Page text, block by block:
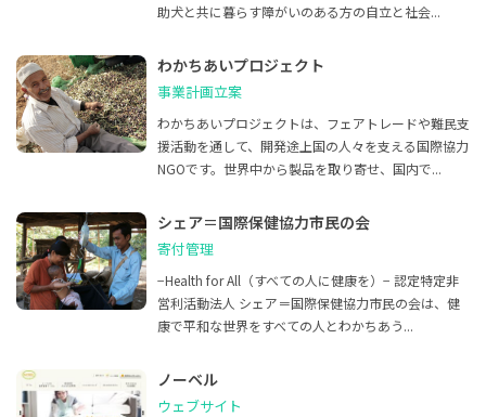
助犬と共に暮らす障がいのある方の自立と社会...
わかちあいプロジェクト
事業計画立案
わかちあいプロジェクトは、フェアトレードや難民支
援活動を通して、開発途上国の人々を支える国際協力
NGOです。世界中から製品を取り寄せ、国内で...
シェア＝国際保健協力市民の会
寄付管理
−Health for All（すべての人に健康を）− 認定特定非
営利活動法人 シェア＝国際保健協力市民の会は、健
康で平和な世界をすべての人とわかちあう...
ノーベル
ウェブサイト